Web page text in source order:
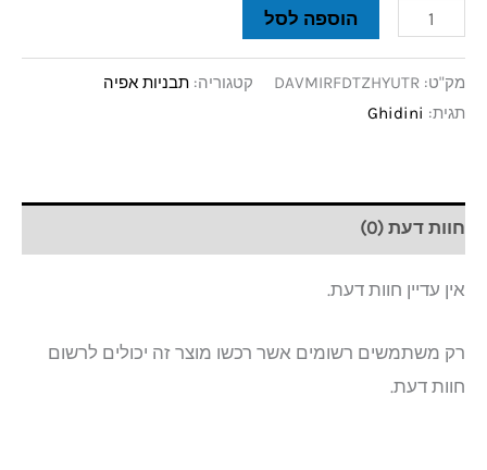
הוספה לסל
מק"ט: DAVMIRFDTZHYUTR קטגוריה: תבניות אפיה
תגית: Ghidini
חוות דעת (0)
אין עדיין חוות דעת.
רק משתמשים רשומים אשר רכשו מוצר זה יכולים לרשום
חוות דעת.